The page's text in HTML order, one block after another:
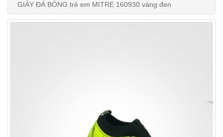
GIÀY ĐÁ BÓNG trẻ em MITRE 160930 vàng đen